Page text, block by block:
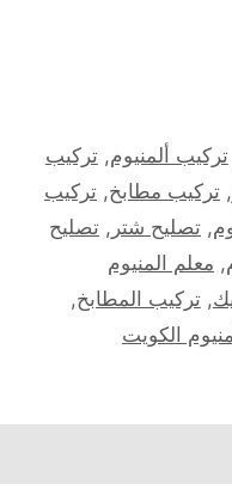
تركيب ألمنيوم,تركيب
, تركيب مطابخ, تركيب
, تصليح شتر , تصليح
, معلم المنيوم
,تركيب المطابخ,
الكويت